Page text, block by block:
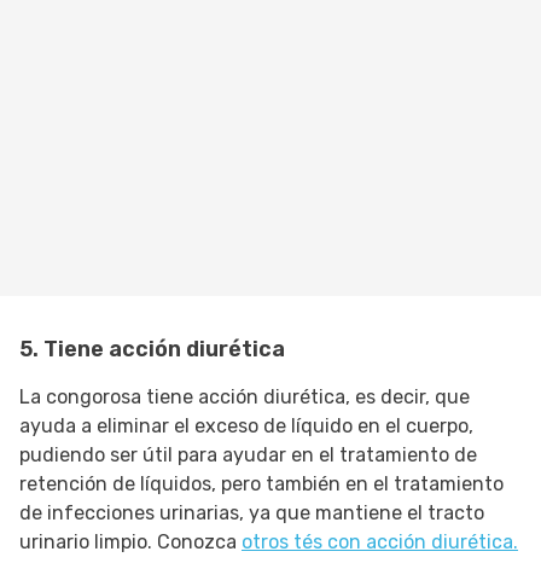
5. Tiene acción diurética
La congorosa tiene acción diurética, es decir, que
ayuda a eliminar el exceso de líquido en el cuerpo,
pudiendo ser útil para ayudar en el tratamiento de
retención de líquidos, pero también en el tratamiento
de infecciones urinarias, ya que mantiene el tracto
urinario limpio. Conozca otros tés con acción diurética.